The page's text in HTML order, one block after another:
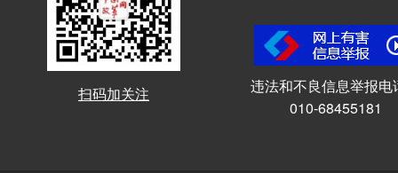
扫码加关注
违法和不良信息举报电
010-68455181